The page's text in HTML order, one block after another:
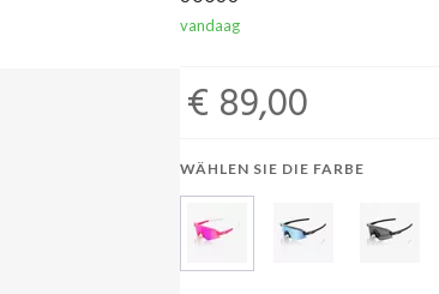
vandaag
€ 89,00
WÄHLEN SIE DIE FARBE